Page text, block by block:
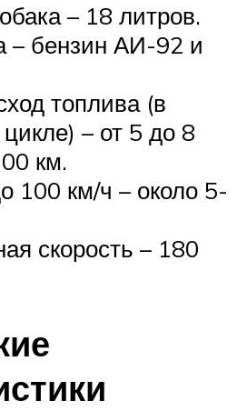
– 18 литров.
– бензин АИ-92 и
топлива (в
– от 5 до 8
км.
100 км/ч – около 5-
скорость – 180